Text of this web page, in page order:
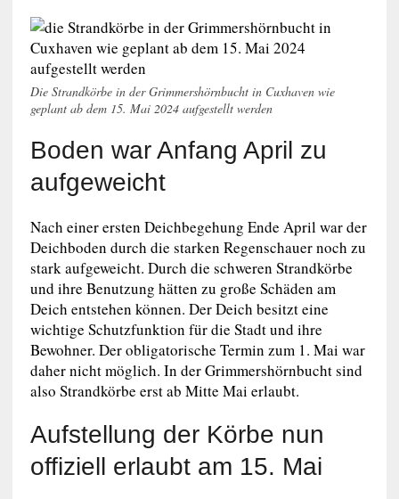
Die Strandkörbe in der Grimmershörnbucht in Cuxhaven wie
geplant ab dem 15. Mai 2024 aufgestellt werden
Boden war Anfang April zu
aufgeweicht
Nach einer ersten Deichbegehung Ende April war der
Deichboden durch die starken Regenschauer noch zu
stark aufgeweicht. Durch die schweren Strandkörbe
und ihre Benutzung hätten zu große Schäden am
Deich entstehen können. Der Deich besitzt eine
wichtige Schutzfunktion für die Stadt und ihre
Bewohner. Der obligatorische Termin zum 1. Mai war
daher nicht möglich. In der Grimmershörnbucht sind
also Strandkörbe erst ab Mitte Mai erlaubt.
Aufstellung der Körbe nun
offiziell erlaubt am 15. Mai